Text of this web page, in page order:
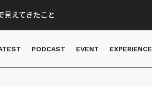
見えてきたこと
PODCAST EVENT EXPERIENCE